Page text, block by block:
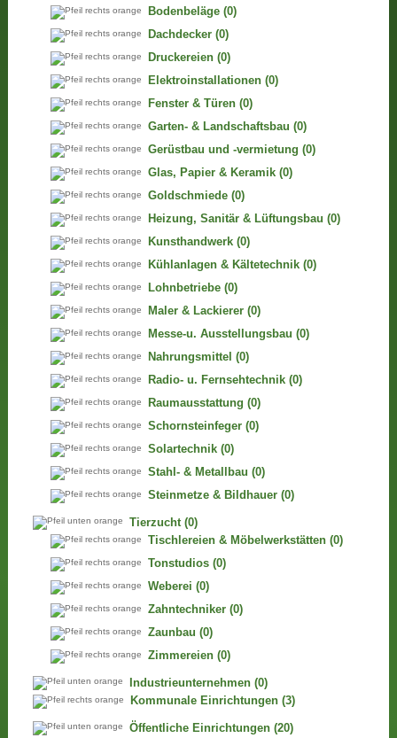
Bodenbeläge (0)
Dachdecker (0)
Druckereien (0)
Elektroinstallationen (0)
Fenster & Türen (0)
Garten- & Landschaftsbau (0)
Gerüstbau und -vermietung (0)
Glas, Papier & Keramik (0)
Goldschmiede (0)
Heizung, Sanitär & Lüftungsbau (0)
Kunsthandwerk (0)
Kühlanlagen & Kältetechnik (0)
Lohnbetriebe (0)
Maler & Lackierer (0)
Messe-u. Ausstellungsbau (0)
Nahrungsmittel (0)
Radio- u. Fernsehtechnik (0)
Raumausstattung (0)
Schornsteinfeger (0)
Solartechnik (0)
Stahl- & Metallbau (0)
Steinmetze & Bildhauer (0)
Tierzucht (0)
Tischlereien & Möbelwerkstätten (0)
Tonstudios (0)
Weberei (0)
Zahntechniker (0)
Zaunbau (0)
Zimmereien (0)
Industrieunternehmen (0)
Kommunale Einrichtungen (3)
Öffentliche Einrichtungen (20)